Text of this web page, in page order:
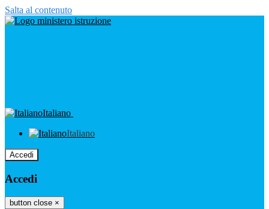
Salta al contenuto
Italiano
Italiano
Accedi
Accedi
button close ×